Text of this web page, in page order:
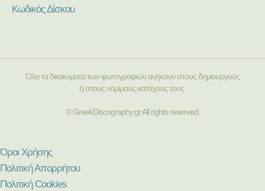
Κωδικός Δίσκου
Όλα τα δικαιώματα των φωτογραφιών ανήκουν στους δημιουργούς
ή στους νόμιμους κατόχους τους.
© GreekDiscography.gr All rights reserved.
Όροι Χρήσης
Πολιτική Απορρήτου
Πολιτική Cookies